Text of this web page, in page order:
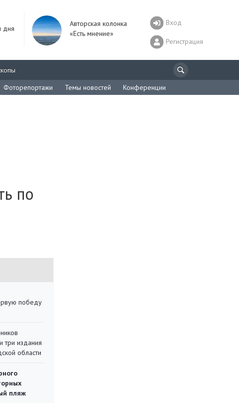
дня
Авторская колонка
«Есть мнение»
Вход
Регистрация
Фоторепортажи Темы новостей Конференции
по
победу
издания
области
пляж